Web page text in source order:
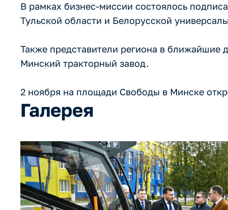
В рамках бизнес-миссии состоялось
Тульской области и Белорусской
Также представители региона в
Минский тракторный завод.
2 ноября на площади Свободы в Минске
Галерея